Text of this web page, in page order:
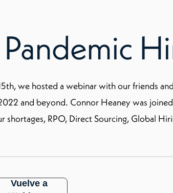
we hosted a webinar with our friends
and beyond. Connor Heaney was
shortages, RPO, Direct Sourcing, Global
Vuelve a